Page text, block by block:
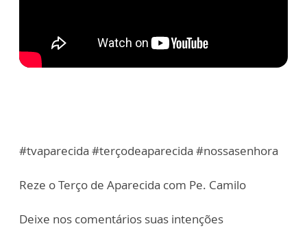
#tvaparecida #terçodeaparecida #nossasenhora
Reze o Terço de Aparecida com Pe. Camilo
Deixe nos comentários suas intenções